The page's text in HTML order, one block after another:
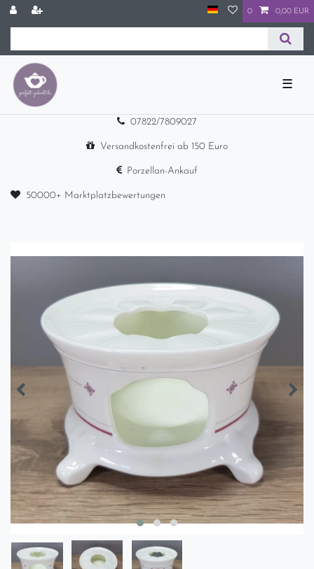
0 0,00 EUR
☰
07822/7809027
Versandkostenfrei ab 150 Euro
Porzellan-Ankauf
50000+ Marktplatzbewertungen